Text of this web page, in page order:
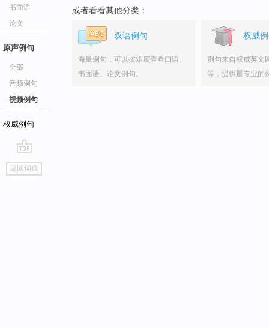
书面语
论文
原声例句
全部
音频例句
视频例句
权威例句
go
top
返回词典
或者看看其他分类：
双语例句
海量例句，可以按难度查看口语、
书面语、论文例句。
权威
例句来自权威英文
等，提供最专业的